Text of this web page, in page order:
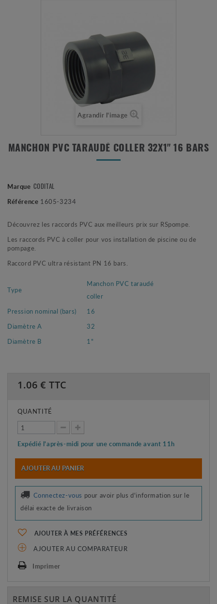
Agrandir l'image
MANCHON PVC TARAUDÉ COLLER 32X1" 16 BARS
Marque CODITAL
Référence 1605-3234
Découvrez les raccords PVC aux meilleurs prix sur RSpompe.
Les raccords PVC à coller pour vos installation de piscine ou de
pompage.
Raccord PVC ultra résistant PN 16 bars.
Type
Manchon PVC taraudé
coller
Pression nominal (bars)
16
Diamètre A
32
Diamètre B
1"
1.06 € TTC
QUANTITÉ
Expédié l'après-midi pour une commande avant 11h
AJOUTER AU PANIER
Connectez-vous pour avoir plus d'information sur le
délai exacte de livraison
AJOUTER À MES PRÉFÉRENCES
AJOUTER AU COMPARATEUR
Imprimer
REMISE SUR LA QUANTITÉ